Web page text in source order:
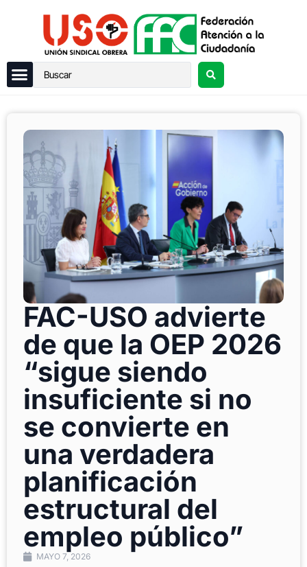
FAC-USO advierte
de que la OEP 2026
“sigue siendo
insuficiente si no
se convierte en
una verdadera
planificación
estructural del
empleo público”
MAYO 7, 2026